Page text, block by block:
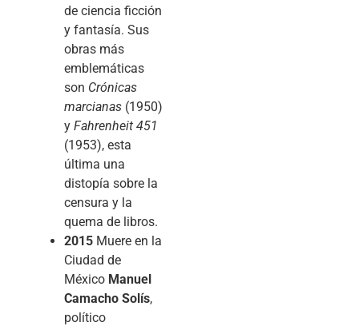
de ciencia ficción
y fantasía. Sus
obras más
emblemáticas
son Crónicas
marcianas (1950)
y Fahrenheit 451
(1953), esta
última una
distopía sobre la
censura y la
quema de libros.
2015 Muere en la
Ciudad de
México Manuel
Camacho Solís,
político